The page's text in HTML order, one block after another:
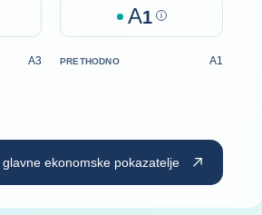
A1 Help
A3 PRETHODNO A1
ekonomske pokazatelje